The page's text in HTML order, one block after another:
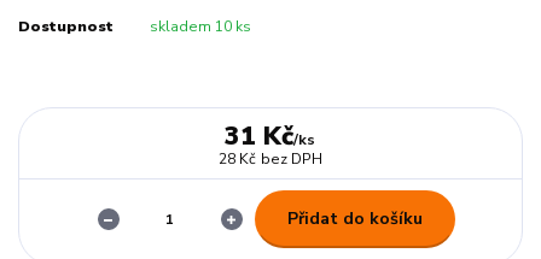
Dostupnost skladem 10 ks
31 Kč/ks
28 Kč bez DPH
Přidat do košíku